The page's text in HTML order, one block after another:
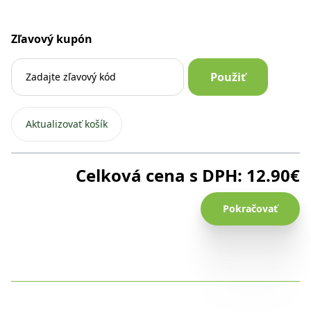
Zľavový kupón
Použiť
Aktualizovať košík
Celková cena s DPH: 12.90€
Pokračovať